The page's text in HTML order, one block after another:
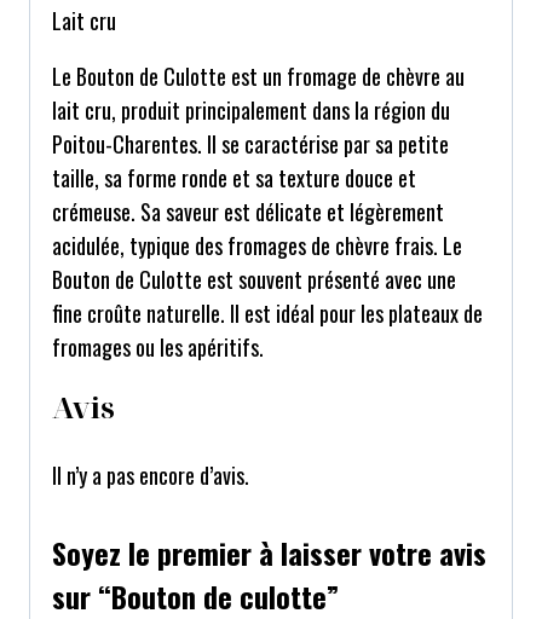
Lait cru
Le Bouton de Culotte est un fromage de chèvre au
lait cru, produit principalement dans la région du
Poitou-Charentes. Il se caractérise par sa petite
taille, sa forme ronde et sa texture douce et
crémeuse. Sa saveur est délicate et légèrement
acidulée, typique des fromages de chèvre frais. Le
Bouton de Culotte est souvent présenté avec une
fine croûte naturelle. Il est idéal pour les plateaux de
fromages ou les apéritifs.
Avis
Il n’y a pas encore d’avis.
Soyez le premier à laisser votre avis
sur “Bouton de culotte”